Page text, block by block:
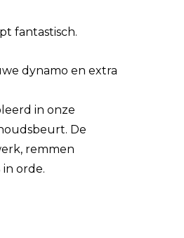
fantastisch.
dynamo en extra
in onze
De
remmen
in orde.